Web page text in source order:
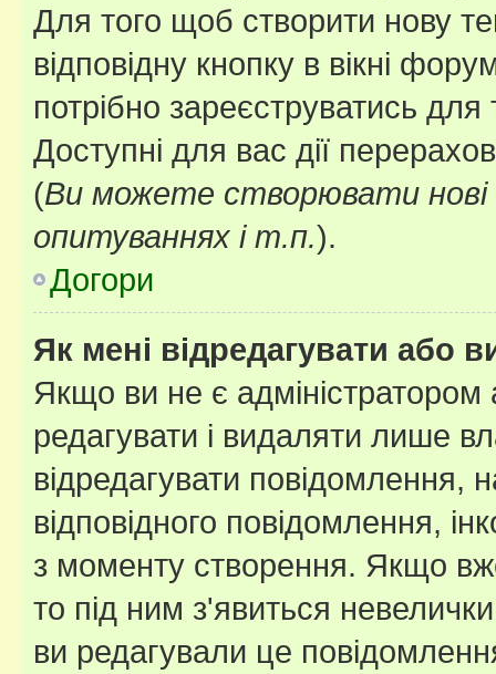
Для того щоб створити нову
відповідну кнопку в вікні
потрібно зареєструватись
Доступні для вас дії
(Ви можете створювати
опитуваннях і т.п.).
Догори
Як мені відредагувати або
Якщо ви не є
редагувати і видаляти лише
відредагувати повідомлення,
відповідного повідомлення,
з моменту створення. Якщо
то під ним з'явиться
ви редагували це